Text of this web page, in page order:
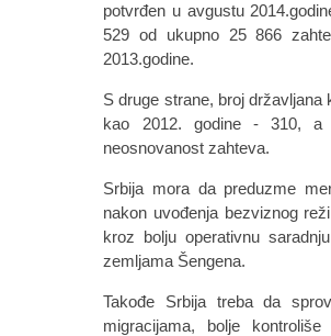
potvrđen u avgustu
529 od ukupno 25 866
2013.godine.
S druge strane, broj državljana
kao 2012. godine - 310, a
neosnovanost zahteva.
Srbija mora da preduzme
nakon uvođenja bezviznog
kroz bolju operativnu
zemljama Šengena.
Takođe Srbija treba da
migracijama, bolje